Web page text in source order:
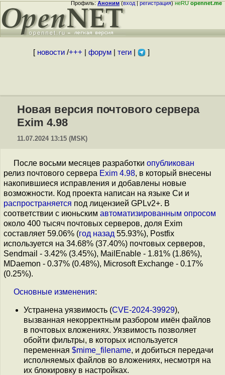
Профиль:Аноним(вход|регистрация)неRUopennet.me
[ новости/+++ форум| теги| ]
Новая версия почтового сервера
Exim 4.98
11.07.2024 13:15 (MSK)
После восьми месяцев разработки опубликован
релиз почтового сервера Exim 4.98, в который внесены
накопившиеся исправления и добавлены новые
возможности. Код проекта написан на языке Си и
распространяется под лицензией GPLv2+. В
соответствии с июньским автоматизированным опросом
около 400 тысяч почтовых серверов, доля Exim
составляет 59.06% (год назад 55.93%), Postfix
используется на 34.68% (37.40%) почтовых серверов,
Sendmail - 3.42% (3.45%), MailEnable - 1.81% (1.86%),
MDaemon - 0.37% (0.48%), Microsoft Exchange - 0.17%
(0.25%).
Основные изменения:
Устранена уязвимость (CVE-2024-39929),
вызванная некорректным разбором имён файлов
в почтовых вложениях. Уязвимость позволяет
обойти фильтры, в которых используется
переменная $mime_filename, и добиться передачи
исполняемых файлов во вложениях, несмотря на
их блокировку в настройках.